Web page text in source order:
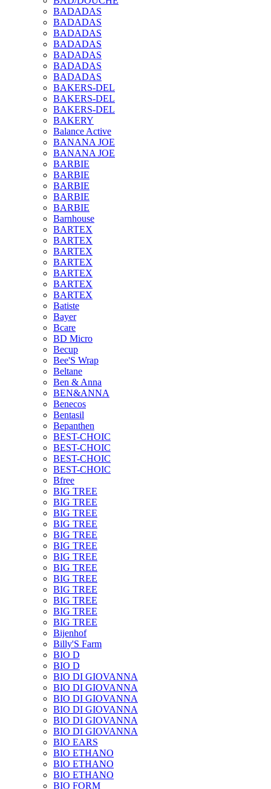
BADADAS
BADADAS
BADADAS
BADADAS
BADADAS
BADADAS
BADADAS
BAKERS-DEL
BAKERS-DEL
BAKERS-DEL
BAKERY
Balance Active
BANANA JOE
BANANA JOE
BARBIE
BARBIE
BARBIE
BARBIE
BARBIE
Barnhouse
BARTEX
BARTEX
BARTEX
BARTEX
BARTEX
BARTEX
BARTEX
Batiste
Bayer
Bcare
BD Micro
Becup
Bee'S Wrap
Beltane
Ben & Anna
BEN&ANNA
Benecos
Bentasil
Bepanthen
BEST-CHOIC
BEST-CHOIC
BEST-CHOIC
BEST-CHOIC
Bfree
BIG TREE
BIG TREE
BIG TREE
BIG TREE
BIG TREE
BIG TREE
BIG TREE
BIG TREE
BIG TREE
BIG TREE
BIG TREE
BIG TREE
BIG TREE
Bijenhof
Billy'S Farm
BIO D
BIO D
BIO DI GIOVANNA
BIO DI GIOVANNA
BIO DI GIOVANNA
BIO DI GIOVANNA
BIO DI GIOVANNA
BIO DI GIOVANNA
BIO EARS
BIO ETHANO
BIO ETHANO
BIO ETHANO
BIO FORM